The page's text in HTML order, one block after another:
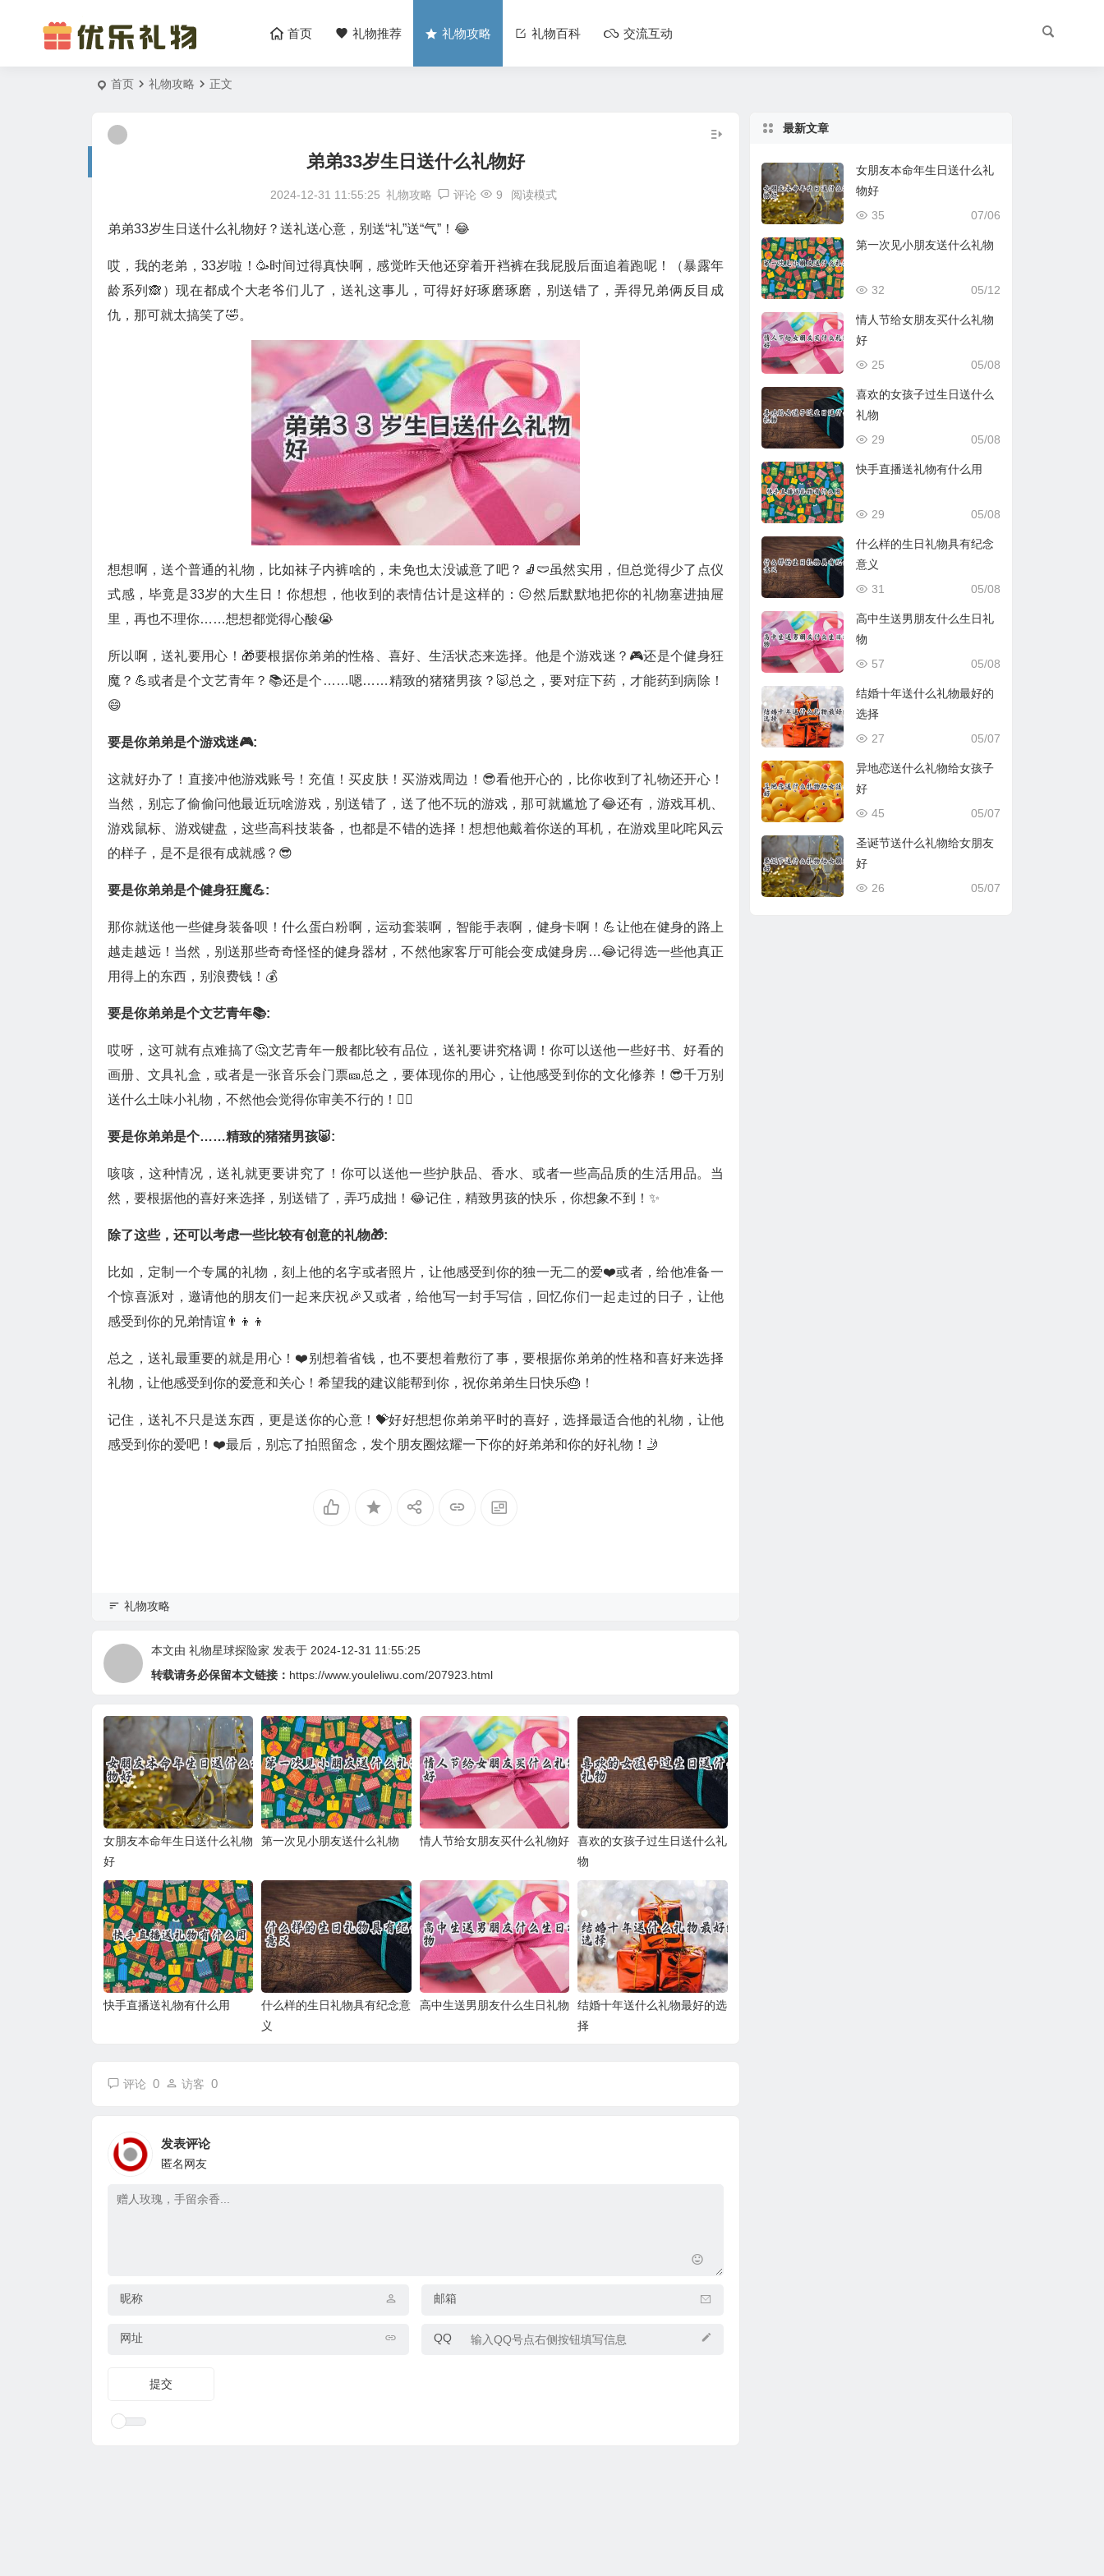
首页 礼物推荐 礼物攻略 礼物百科 交流互动
首页 礼物攻略 正文
弟弟33岁生日送什么礼物好
2024-12-31 11:55:25 礼物攻略 评论 9 阅读模式
弟弟33岁生日送什么礼物好？送礼送心意，别送“礼”送“气”！😂
哎，我的老弟，33岁啦！🥳时间过得真快啊，感觉昨天他还穿着开裆裤在我屁股后面追着跑呢！（暴露年
龄系列🙈）现在都成个大老爷们儿了，送礼这事儿，可得好好琢磨琢磨，别送错了，弄得兄弟俩反目成
仇，那可就太搞笑了🤣。
想想啊，送个普通的礼物，比如袜子内裤啥的，未免也太没诚意了吧？🧦🩲虽然实用，但总觉得少了点仪
式感，毕竟是33岁的大生日！你想想，他收到的表情估计是这样的：😐然后默默地把你的礼物塞进抽屉
里，再也不理你……想想都觉得心酸😭
所以啊，送礼要用心！🎁要根据你弟弟的性格、喜好、生活状态来选择。他是个游戏迷？🎮还是个健身狂
魔？💪或者是个文艺青年？📚还是个……嗯……精致的猪猪男孩？🐷总之，要对症下药，才能药到病除！
😄
要是你弟弟是个游戏迷🎮:
这就好办了！直接冲他游戏账号！充值！买皮肤！买游戏周边！😎看他开心的，比你收到了礼物还开心！
当然，别忘了偷偷问他最近玩啥游戏，别送错了，送了他不玩的游戏，那可就尴尬了😂还有，游戏耳机、
游戏鼠标、游戏键盘，这些高科技装备，也都是不错的选择！想想他戴着你送的耳机，在游戏里叱咤风云
的样子，是不是很有成就感？😎
要是你弟弟是个健身狂魔💪:
那你就送他一些健身装备呗！什么蛋白粉啊，运动套装啊，智能手表啊，健身卡啊！💪让他在健身的路上
越走越远！当然，别送那些奇奇怪怪的健身器材，不然他家客厅可能会变成健身房…😂记得选一些他真正
用得上的东西，别浪费钱！💰
要是你弟弟是个文艺青年📚:
哎呀，这可就有点难搞了🤔文艺青年一般都比较有品位，送礼要讲究格调！你可以送他一些好书、好看的
画册、文具礼盒，或者是一张音乐会门票🎫总之，要体现你的用心，让他感受到你的文化修养！😎千万别
送什么土味小礼物，不然他会觉得你审美不行的！🤦‍♀️
要是你弟弟是个……精致的猪猪男孩🐷:
咳咳，这种情况，送礼就更要讲究了！你可以送他一些护肤品、香水、或者一些高品质的生活用品。当
然，要根据他的喜好来选择，别送错了，弄巧成拙！😂记住，精致男孩的快乐，你想象不到！✨
除了这些，还可以考虑一些比较有创意的礼物🎁:
比如，定制一个专属的礼物，刻上他的名字或者照片，让他感受到你的独一无二的爱❤️或者，给他准备一
个惊喜派对，邀请他的朋友们一起来庆祝🎉又或者，给他写一封手写信，回忆你们一起走过的日子，让他
感受到你的兄弟情谊👨‍👦‍👦
总之，送礼最重要的就是用心！❤️别想着省钱，也不要想着敷衍了事，要根据你弟弟的性格和喜好来选择
礼物，让他感受到你的爱意和关心！希望我的建议能帮到你，祝你弟弟生日快乐🎂！
记住，送礼不只是送东西，更是送你的心意！💝好好想想你弟弟平时的喜好，选择最适合他的礼物，让他
感受到你的爱吧！❤️最后，别忘了拍照留念，发个朋友圈炫耀一下你的好弟弟和你的好礼物！🤳
礼物攻略
本文由 礼物星球探险家 发表于 2024-12-31 11:55:25
转载请务必保留本文链接： https://www.youleliwu.com/207923.html
女朋友本命年生日送什么礼物
好
第一次见小朋友送什么礼物 情人节给女朋友买什么礼物好
喜欢的女孩子过生日送什么礼
物
快手直播送礼物有什么用
什么样的生日礼物具有纪念意
义
高中生送男朋友什么生日礼物
结婚十年送什么礼物最好的选
择
评论 0 访客 0
发表评论
匿名网友
昵称 邮箱
网址 QQ
最新文章
女朋友本命年生日送什么礼
物好
07/06
35
第一次见小朋友送什么礼物
05/12
32
情人节给女朋友买什么礼物
好
05/08
25
喜欢的女孩子过生日送什么
礼物
05/08
29
快手直播送礼物有什么用
05/08
29
什么样的生日礼物具有纪念
意义
05/08
31
高中生送男朋友什么生日礼
物
05/08
57
结婚十年送什么礼物最好的
选择
05/07
27
异地恋送什么礼物给女孩子
好
05/07
45
圣诞节送什么礼物给女朋友
好
05/07
26